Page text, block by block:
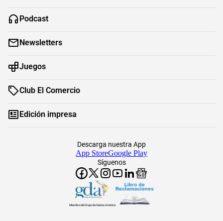
Podcast
Newsletters
Juegos
Club El Comercio
Edición impresa
Síguenos
Descarga nuestra App
App StoreGoogle Play
Miembro del Grupo de Diarios América